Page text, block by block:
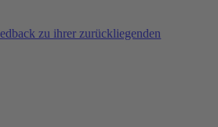
zu ihrer zurückliegenden